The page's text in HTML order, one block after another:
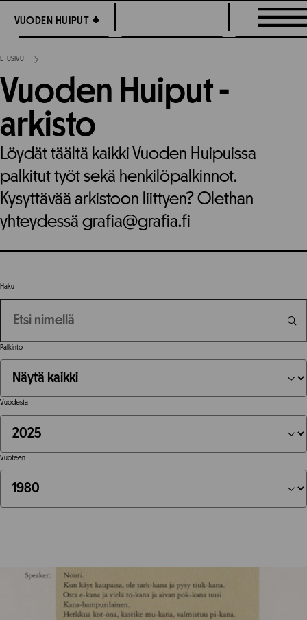
suoraan
sisältöön
VUODEN HUIPUT
VUODEN HUIPUT
ETUSIVU
Vuoden Huiput -
arkisto
Löydät täältä kaikki Vuoden Huipuissa
palkitut työt sekä henkilöpalkinnot.
Kysyttävää arkistoon liittyen? Olethan
yhteydessä grafia@grafia.fi
Haku
Palkinto
Vuodesta
Vuoteen